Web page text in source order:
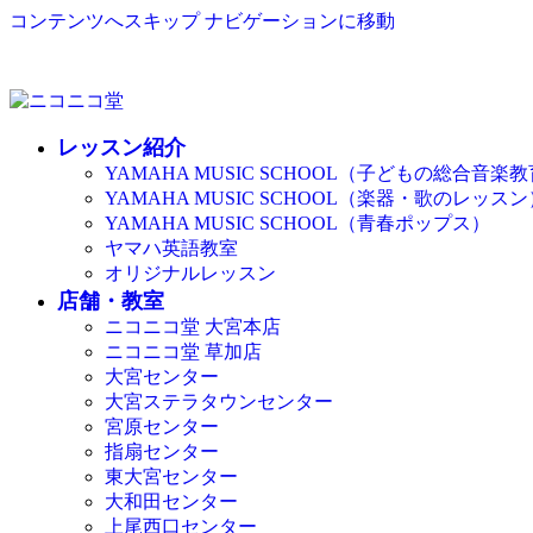
コンテンツへスキップ ナビゲーションに移動
レッスン紹介
YAMAHA MUSIC SCHOOL（子どもの総合音楽教
YAMAHA MUSIC SCHOOL（楽器・歌のレッスン
YAMAHA MUSIC SCHOOL（青春ポップス）
ヤマハ英語教室
オリジナルレッスン
店舗・教室
ニコニコ堂 大宮本店
ニコニコ堂 草加店
大宮センター
大宮ステラタウンセンター
宮原センター
指扇センター
東大宮センター
大和田センター
上尾西口センター